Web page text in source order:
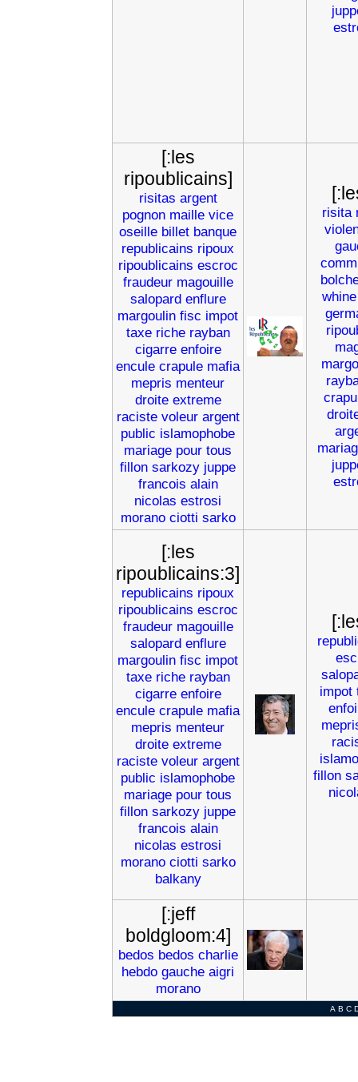
[:les
ripoublicains]
risitas argent
pognon maille vice
oseille billet banque
republicains ripoux
ripoublicains escroc
fraudeur magouille
salopard enflure
margoulin fisc impot
taxe riche rayban
cigarre enfoire
encule crapule mafia
mepris menteur
droite extreme
raciste voleur argent
public islamophobe
mariage pour tous
fillon sarkozy juppe
francois alain
nicolas estrosi
morano ciotti sarko
risita
whine
[:les
ripoublicains:3]
republicains ripoux
ripoublicains escroc
fraudeur magouille
salopard enflure
margoulin fisc impot
taxe riche rayban
cigarre enfoire
encule crapule mafia
mepris menteur
droite extreme
raciste voleur argent
public islamophobe
mariage pour tous
fillon sarkozy juppe
francois alain
nicolas estrosi
morano ciotti sarko
balkany
impot
fillon
[:jeff
boldgloom:4]
bedos bedos charlie
hebdo gauche aigri
morano
A B C